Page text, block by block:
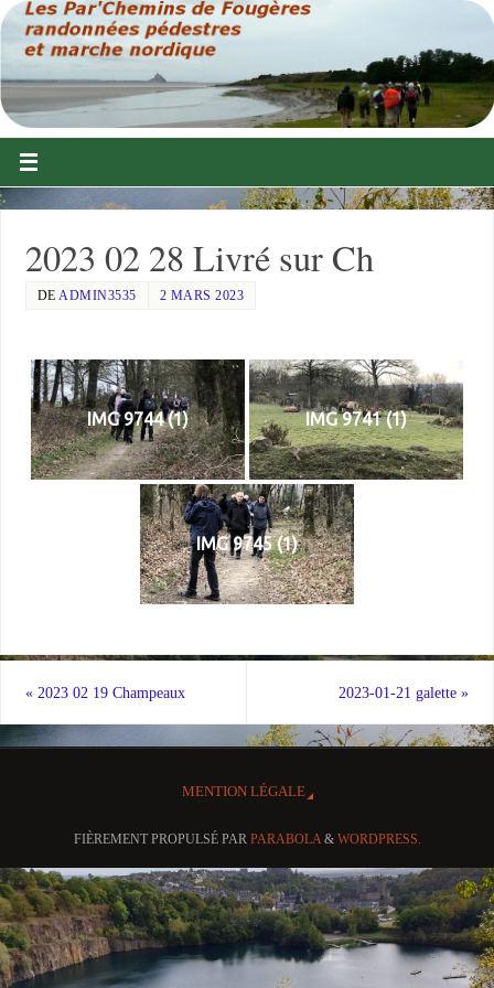
2023 02 28 Livré sur Ch
DEADMIN3535 2 MARS 2023
IMG 9744 (1) IMG 9741 (1)
IMG 9745 (1)
«2023 02 19 Champeaux 2023-01-21 galette»
MENTION LÉGALE
FIÈREMENT PROPULSÉ PAR PARABOLA& WORDPRESS.